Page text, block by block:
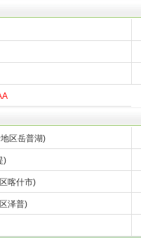
区岳普湖)
)
喀什市)
泽普)